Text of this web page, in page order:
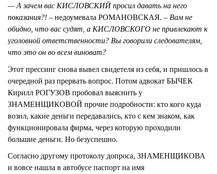
— А зачем вас КИСЛОВСКИЙ просил давать на него
показания?! – недоумевала РОМАНОВСКАЯ. – Вам не
обидно, что вас судят, а КИСЛОВСКОГО не привлекают к
уголовной ответственности? Вы говорили следователям,
что это он во всем виноват?
Этот прессинг снова вывел свидетеля из себя, и пришлось в
очередной раз прервать вопрос. Потом адвокат БЫЧЕК
Кирилл РОГУЗОВ пробовал выяснить у
ЗНАМЕНЩИКОВОЙ прочие подробности: кто кого куда
возил, какие деньги передавались, кто с кем знаком, как
функционировала фирма, через которую проходили
большие деньги. Но безуспешно.
Согласно другому протоколу допроса, ЗНАМЕНЩИКОВА
и вовсе нашла в автобусе паспорт на имя